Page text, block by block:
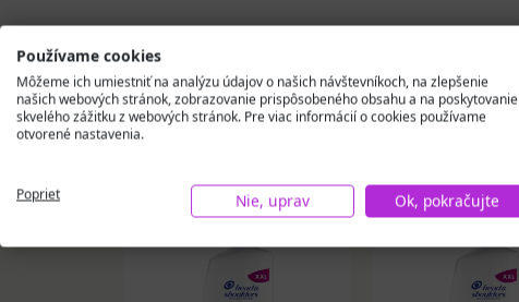
Podobné produkty
Používame cookies
Môžeme ich umiestniť na analýzu údajov o našich návštevníkoch, na zlepšenie
našich webových stránok, zobrazovanie prispôsobeného obsahu a na poskytovanie
skvelého zážitku z webových stránok. Pre viac informácií o cookies používame
otvorené nastavenia.
Poprieť Nie, uprav Ok, pokračujte